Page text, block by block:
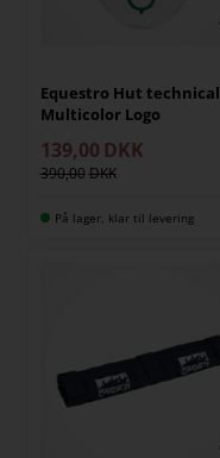
Equestro Hut technical
Multicolor Logo
139,00 DKK
390,00
På lager, klar til levering